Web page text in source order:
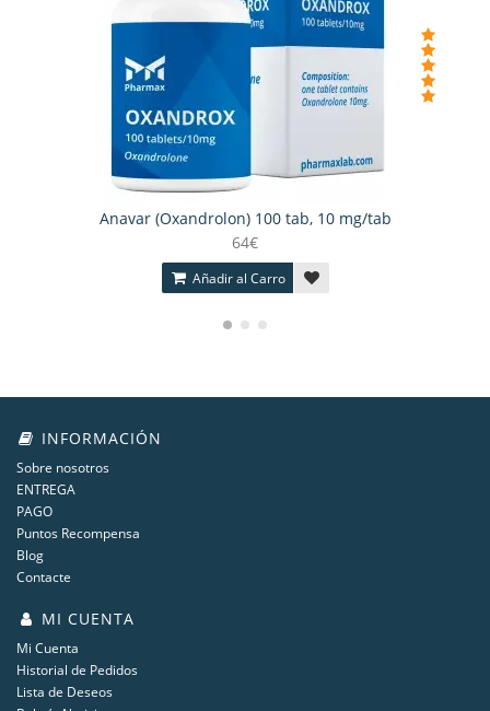
Anavar (Oxandrolon) 100 tab, 10 mg/tab
64€
Añadir al Carro
INFORMACIÓN
Sobre nosotros
ENTREGA
PAGO
Puntos Recompensa
Blog
Contacte
MI CUENTA
Mi Cuenta
Historial de Pedidos
Lista de Deseos